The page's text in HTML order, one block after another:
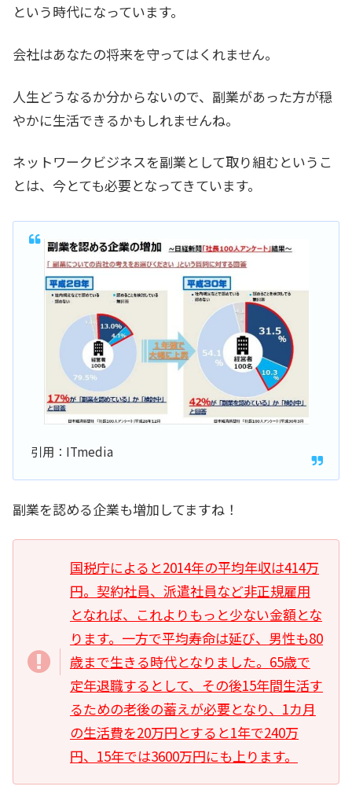
という時代になっています。
会社はあなたの将来を守ってはくれません。
人生どうなるか分からないので、副業があった方が穏
やかに生活できるかもしれませんね。
ネットワークビジネスを副業として取り組むというこ
とは、今とても必要となってきています。
引用：ITmedia
副業を認める企業も増加してますね！
国税庁によると2014年の平均年収は414万
円。契約社員、派遣社員など非正規雇用
となれば、これよりもっと少ない金額とな
ります。一方で平均寿命は延び、男性も80
歳まで生きる時代となりました。65歳で
定年退職するとして、その後15年間生活す
るための老後の蓄えが必要となり、1カ月
の生活費を20万円とすると1年で240万
円、15年では3600万円にも上ります。